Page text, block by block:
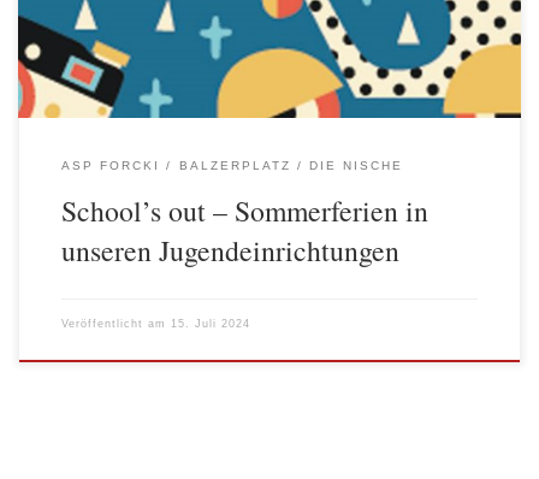
gab es schon einen Vorgeschmack auf die Ferien – Zelten in […]
ASP FORCKI BALZERPLATZ DIE NISCHE
School’s out – Sommerferien in
unseren Jugendeinrichtungen
Veröffentlicht am 15. Juli 2024